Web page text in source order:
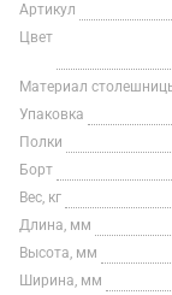
Артикул
Цвет
Материал
Упаковка
Полки
Борт
Вес, кг
Длина, мм
Высота, мм
Ширина, мм